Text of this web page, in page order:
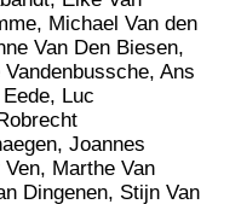
Michael Van den
Van Den Biesen,
Ans
Luc
Joannes
Marthe Van
Dingenen, Stijn Van